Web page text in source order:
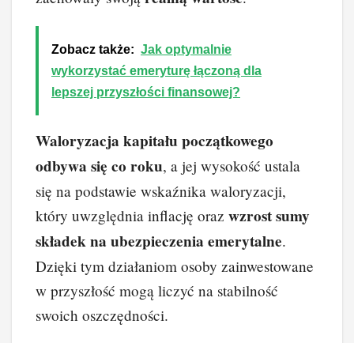
Zobacz także: Jak optymalnie
wykorzystać emeryturę łączoną dla
lepszej przyszłości finansowej?
Waloryzacja kapitału początkowego
odbywa się co roku, a jej wysokość ustala
się na podstawie wskaźnika waloryzacji,
który uwzględnia inflację oraz wzrost sumy
składek na ubezpieczenia emerytalne.
Dzięki tym działaniom osoby zainwestowane
w przyszłość mogą liczyć na stabilność
swoich oszczędności.